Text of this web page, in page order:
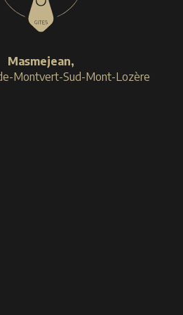
Masmejean,
Montvert-Sud-Mont-Lozère